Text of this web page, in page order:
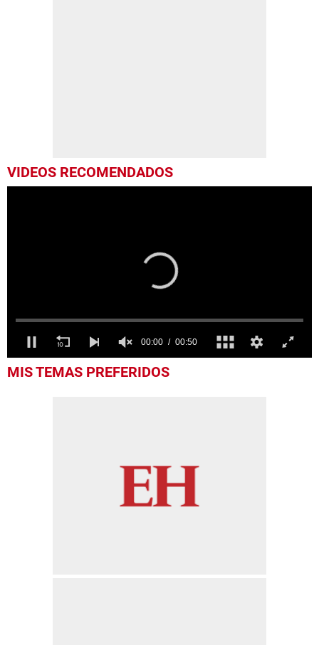
VIDEOS RECOMENDADOS
seconds
MIS TEMAS PREFERIDOS